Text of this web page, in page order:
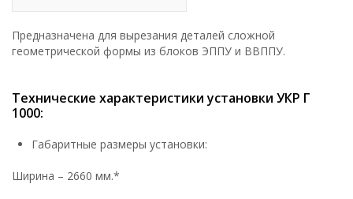
Предназначена для вырезания деталей сложной
геометрической формы из блоков ЭППУ и ВВППУ.
Технические характеристики установки УКР Г
1000:
Габаритные размеры установки:
Ширина – 2660 мм.*